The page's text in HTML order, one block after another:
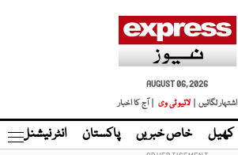
AUGUST 06, 2026
اشتہار لگائیں |
لائیو ٹی وی | آج کا اخبار
کھیل خاص خبریں پاکستان انٹر نیشنل